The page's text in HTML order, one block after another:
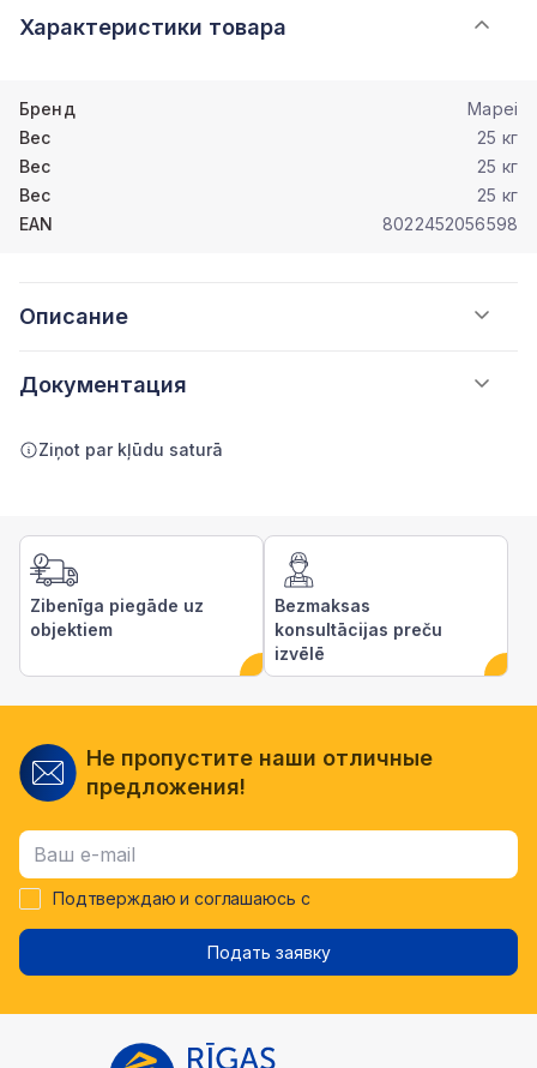
Характеристики товара
Бренд
Mapei
Вес
25 кг
Вес
25 кг
Вес
25 кг
EAN
8022452056598
Описание
Документация
Ziņot par kļūdu saturā
Zibenīga piegāde uz
objektiem
Bezmaksas
konsultācijas preču
izvēlē
Не пропустите наши отличные
предложения!
Подтверждаю и соглашаюсь с
Подать заявку